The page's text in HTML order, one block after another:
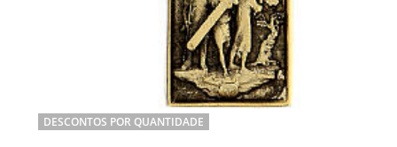
DESCONTOS POR QUANTIDADE